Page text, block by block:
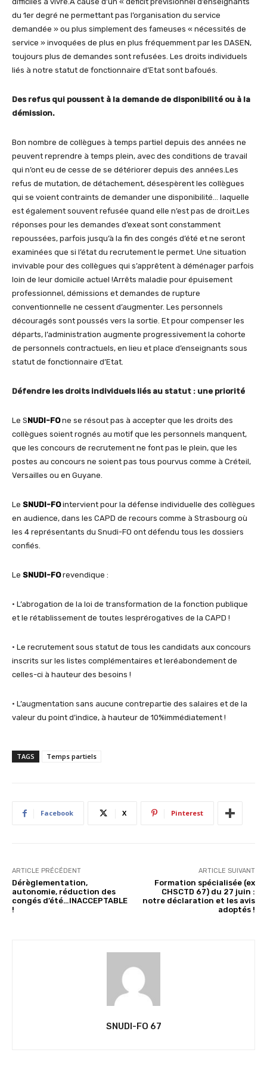
du 1er degré ne permettant pas l’organisation du service
demandée » ou plus simplement des fameuses « nécessités de
service » invoquées de plus en plus fréquemment par les DASEN,
toujours plus de demandes sont refusées. Les droits individuels
liés à notre statut de fonctionnaire d’Etat sont bafoués.
Des refus qui poussent à la demande de disponibilité ou à la
démission.
Bon nombre de collègues à temps partiel depuis des années ne
peuvent reprendre à temps plein, avec des conditions de travail
qui n’ont eu de cesse de se détériorer depuis des années.Les
refus de mutation, de détachement, désespèrent les collègues
qui se voient contraints de demander une disponibilité… laquelle
est également souvent refusée quand elle n’est pas de droit.Les
réponses pour les demandes d’exeat sont constamment
repoussées, parfois jusqu’à la fin des congés d’été et ne seront
examinées que si l’état du recrutement le permet. Une situation
invivable pour des collègues qui s’apprêtent à déménager parfois
loin de leur domicile actuel !Arrêts maladie pour épuisement
professionnel, démissions et demandes de rupture
conventionnelle ne cessent d’augmenter. Les personnels
découragés sont poussés vers la sortie. Et pour compenser les
départs, l’administration augmente progressivement la cohorte
de personnels contractuels, en lieu et place d’enseignants sous
statut de fonctionnaire d’Etat.
Défendre les droits individuels liés au statut : une priorité
Le SNUDI-FOne se résout pas à accepter que les droits des
collègues soient rognés au motif que les personnels manquent,
que les concours de recrutement ne font pas le plein, que les
postes au concours ne soient pas tous pourvus comme à Créteil,
Versailles ou en Guyane.
Le SNUDI-FOintervient pour la défense individuelle des collègues
en audience, dans les CAPD de recours comme à Strasbourg où
les 4 représentants du Snudi-FO ont défendu tous les dossiers
confiés.
Le SNUDI-FOrevendique :
• L’abrogation de la loi de transformation de la fonction publique
et le rétablissement de toutes lesprérogatives de la CAPD !
• Le recrutement sous statut de tous les candidats aux concours
inscrits sur les listes complémentaires et leréabondement de
celles-ci à hauteur des besoins !
• L’augmentation sans aucune contrepartie des salaires et de la
valeur du point d’indice, à hauteur de 10%immédiatement !
TAGS Temps partiels
Facebook X Pinterest
ARTICLE PRÉCÉDENT
Dérèglementation,
autonomie, réduction des
congés d’été…INACCEPTABLE
!
ARTICLE SUIVANT
Formation spécialisée (ex
CHSCTD 67) du 27 juin :
notre déclaration et les avis
adoptés !
SNUDI-FO 67